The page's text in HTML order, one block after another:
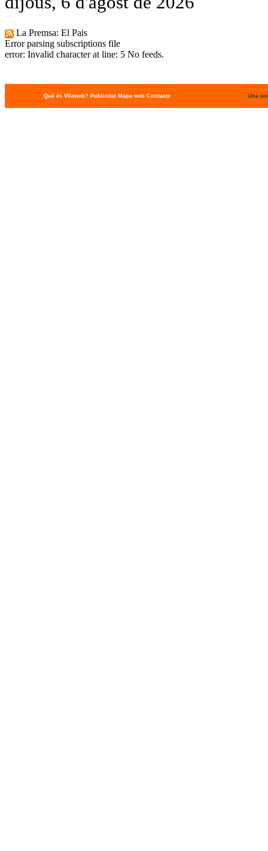
La Premsa: El Pais
Error parsing subscriptions file
error: Invalid character at line: 5 No feeds.
Què és Vilaweb? Publicitat Mapa web Contacte Una